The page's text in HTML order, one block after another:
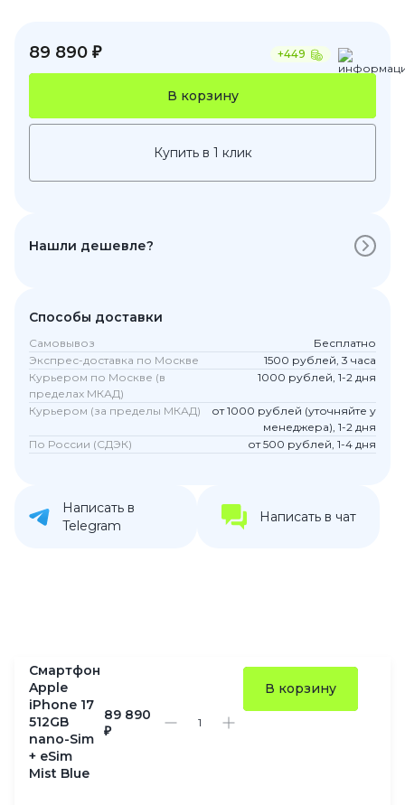
89 890 ₽ +449
В корзину
Купить в 1 клик
Нашли дешевле?
Способы доставки
Самовывоз
Бесплатно
Экспрес-доставка по Москве
1500 рублей, 3 часа
Курьером по Москве (в
пределах МКАД)
1000 рублей, 1-2 дня
Курьером (за пределы МКАД)
от 1000 рублей (уточняйте у
менеджера), 1-2 дня
По России (СДЭК)
от 500 рублей, 1-4 дня
Написать в
Telegram
Написать в чат
Смартфон
Apple
iPhone 17
512GB
nano-Sim
+ eSim
Mist Blue
89 890
₽
В корзину